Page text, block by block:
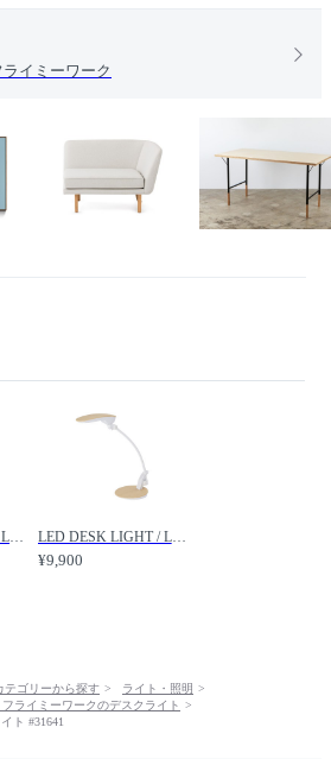
イミーワーク
LED DESK LIGHT / LEDデスクライト #31657（電球色） / FLYMEe Work / フライミーワーク LED DESK LIGHT / LEDデスクライト #31647（昼白色） / FLYMEe Work / フライミーワーク
¥9,900
テゴリーから探す
ライト・照明
フライミーワークのデスクライト
ト #31641